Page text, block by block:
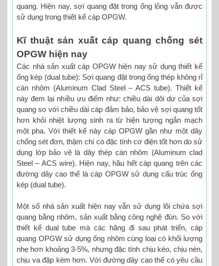
quang. Hiện nay, sợi quang đặt trong ống lỏng vẫn được
sử dụng trong thiết kế cáp OPGW.
Kĩ thuật sản xuất cáp quang chống sét
OPGW hiện nay
Các nhà sản xuất cáp OPGW hiện nay sử dụng thiết kế
ống kép (dual tube): Sợi quang đặt trong ống thép không rỉ
cán nhôm (Aluminum Clad Steel – ACS tube). Thiết kế
này đem lại nhiều ưu điểm như: chiều dài dôi dư của sợi
quang so với chiều dài cáp đảm bảo, bảo vệ sợi quang tốt
hơn khỏi nhiệt lượng sinh ra từ hiện tượng ngắn mạch
một pha. Với thiết kế này cáp OPGW gần như một dây
chống sét đơn, thậm chí có đặc tính cơ điện tốt hơn do sử
dụng lớp bảo vệ là dây thép cán nhôm (Aluminum clad
Steel – ACS wire). Hiện nay, hầu hết cáp quang trên các
đường dây cao thế là cáp OPGW sử dụng cấu trúc ống
kép (dual tube).
Một số nhà sản xuất hiện nay vẫn sử dụng lõi chứa sợi
quang bằng nhôm, sản xuất bằng công nghệ đùn. So với
thiết kế dual tube mà các hãng đi sau phát triển, cáp
quang OPGW sử dụng ống nhôm cùng loại có khối lượng
nhẹ hơn khoảng 3-5%, nhưng đặc tính chịu kéo, chịu nén,
chịu va đập kém hơn. Với đường dây cao thế có yêu cầu